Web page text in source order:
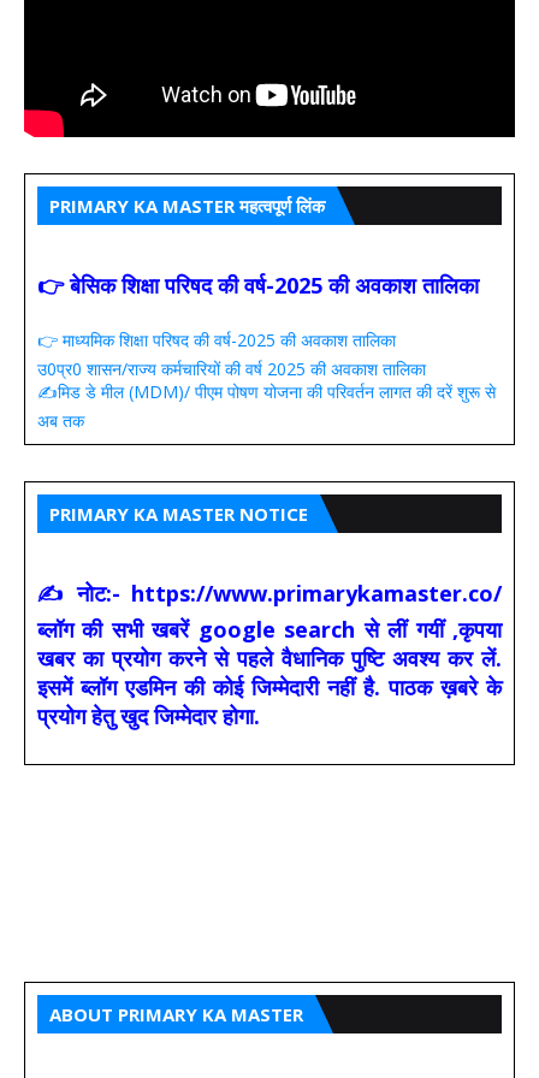
PRIMARY KA MASTER महत्वपूर्ण लिंक
👉 बेसिक शिक्षा परिषद की वर्ष-2025 की अवकाश तालिका
👉 माध्यमिक शिक्षा परिषद की वर्ष-2025 की अवकाश तालिका
उ0प्र0 शासन/राज्य कर्मचारियों की वर्ष 2025 की अवकाश तालिका
✍️मिड डे मील (MDM)/ पीएम पोषण योजना की परिवर्तन लागत की दरें शुरू से
अब तक
PRIMARY KA MASTER NOTICE
✍ नोट:- https://www.primarykamaster.co/
ब्लॉग की सभी खबरें google search से लीं गयीं ,कृपया
खबर का प्रयोग करने से पहले वैधानिक पुष्टि अवश्य कर लें.
इसमें ब्लॉग एडमिन की कोई जिम्मेदारी नहीं है. पाठक ख़बरे के
प्रयोग हेतु खुद जिम्मेदार होगा.
ABOUT PRIMARY KA MASTER